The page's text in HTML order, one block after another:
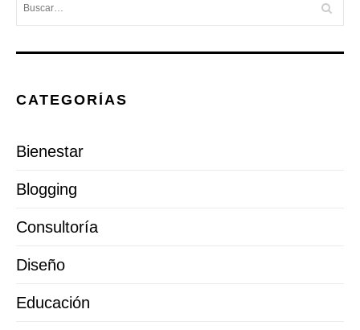
CATEGORÍAS
Bienestar
Blogging
Consultoría
Diseño
Educación